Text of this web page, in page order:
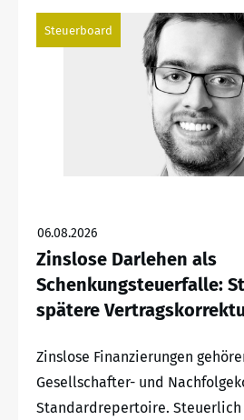
Steuerboard
06.08.2026
Zinslose Darlehen als
Schenkungsteuerfalle:
spätere
Zinslose Finanzierungen
Gesellschafter- und
Standardrepertoire. Steuerlich